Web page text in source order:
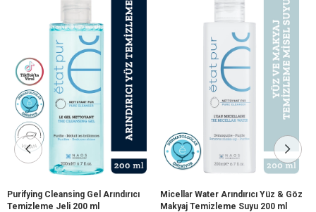
Purifying Cleansing Gel Arındırıcı
Temizleme Jeli 200 ml
Micellar Water Arındırıcı Yüz & Göz
Makyaj Temizleme Suyu 200 ml